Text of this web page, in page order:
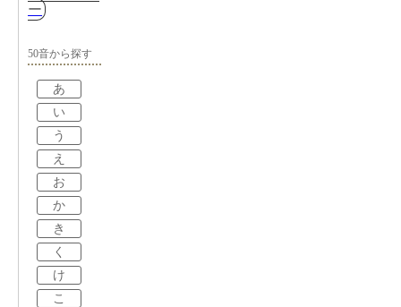
ー
50音から探す
あ
い
う
え
お
か
き
く
け
こ